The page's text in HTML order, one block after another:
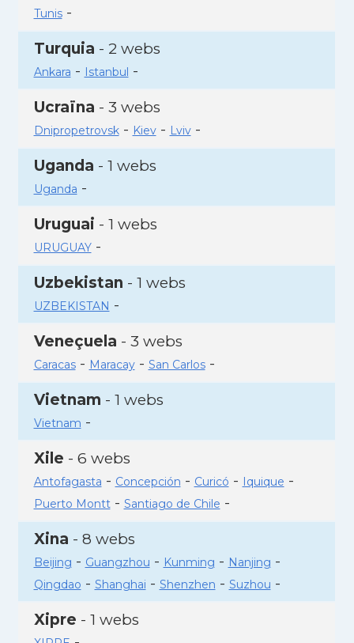
Tunis-
Turquia - 2 webs
Ankara - Istanbul -
Ucraïna - 3 webs
Dnipropetrovsk- Kiev- Lviv-
Uganda - 1 webs
Uganda -
Uruguai - 1 webs
URUGUAY-
Uzbekistan - 1 webs
UZBEKISTAN -
Veneçuela - 3 webs
Caracas- Maracay- San Carlos-
Vietnam - 1 webs
Vietnam -
Xile - 6 webs
Antofagasta - Concepción - Curicó - Iquique -
Puerto Montt- Santiago de Chile -
Xina - 8 webs
Beijing - Guangzhou - Kunming - Nanjing -
Qingdao - Shanghai - Shenzhen - Suzhou -
Xipre - 1 webs